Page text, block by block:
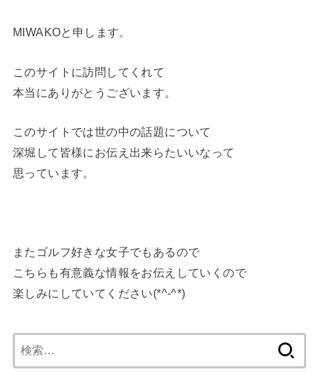
MIWAKOと申します。
このサイトに訪問してくれて
本当にありがとうございます。
このサイトでは世の中の話題について
深堀して皆様にお伝え出来らたいいなって
思っています。
またゴルフ好きな女子でもあるので
こちらも有意義な情報をお伝えしていくので
楽しみにしていてください(*^-^*)
索: